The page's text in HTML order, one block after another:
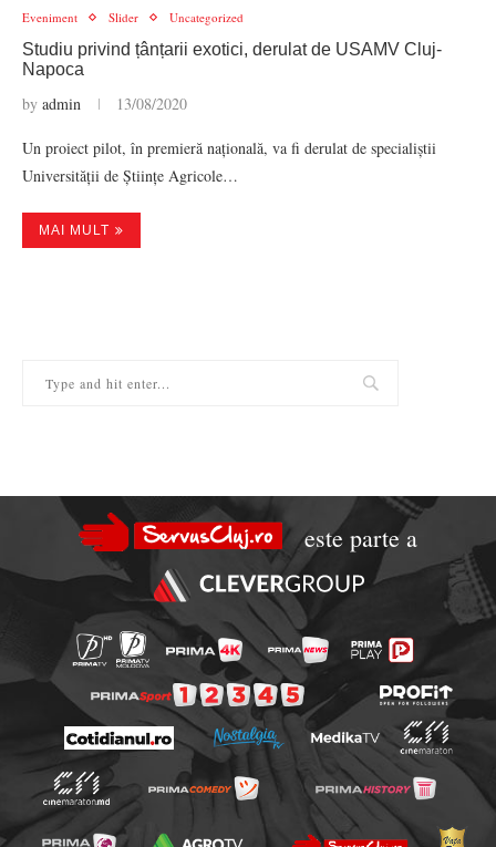
Eveniment Slider Uncategorized
Studiu privind țânțarii exotici, derulat de USAMV Cluj-
Napoca
by admin 13/08/2020
Un proiect pilot, în premieră națională, va fi derulat de specialiștii
Universității de Științe Agricole…
MAI MULT
este parte a